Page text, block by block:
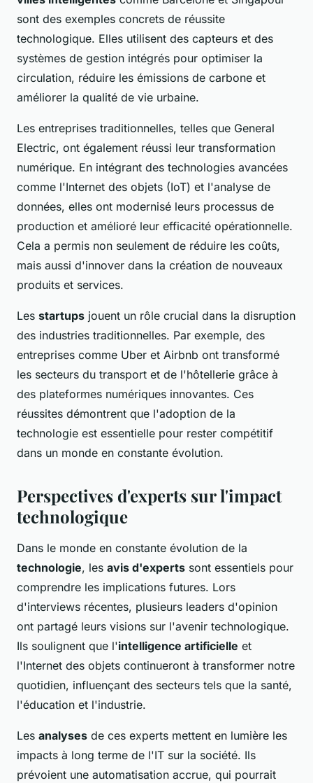
sont des exemples concrets de réussite
technologique. Elles utilisent des capteurs et des
systèmes de gestion intégrés pour optimiser la
circulation, réduire les émissions de carbone et
améliorer la qualité de vie urbaine.
Les entreprises traditionnelles, telles que General
Electric, ont également réussi leur transformation
numérique. En intégrant des technologies avancées
comme l'Internet des objets (IoT) et l'analyse de
données, elles ont modernisé leurs processus de
production et amélioré leur efficacité opérationnelle.
Cela a permis non seulement de réduire les coûts,
mais aussi d'innover dans la création de nouveaux
produits et services.
Les startups jouent un rôle crucial dans la disruption
des industries traditionnelles. Par exemple, des
entreprises comme Uber et Airbnb ont transformé
les secteurs du transport et de l'hôtellerie grâce à
des plateformes numériques innovantes. Ces
réussites démontrent que l'adoption de la
technologie est essentielle pour rester compétitif
dans un monde en constante évolution.
Perspectives d'experts sur l'impact
technologique
Dans le monde en constante évolution de la
technologie, les avis d'experts sont essentiels pour
comprendre les implications futures. Lors
d'interviews récentes, plusieurs leaders d'opinion
ont partagé leurs visions sur l'avenir technologique.
Ils soulignent que l'intelligence artificielle et
l'Internet des objets continueront à transformer notre
quotidien, influençant des secteurs tels que la santé,
l'éducation et l'industrie.
Les analyses de ces experts mettent en lumière les
impacts à long terme de l'IT sur la société. Ils
prévoient une automatisation accrue, qui pourrait